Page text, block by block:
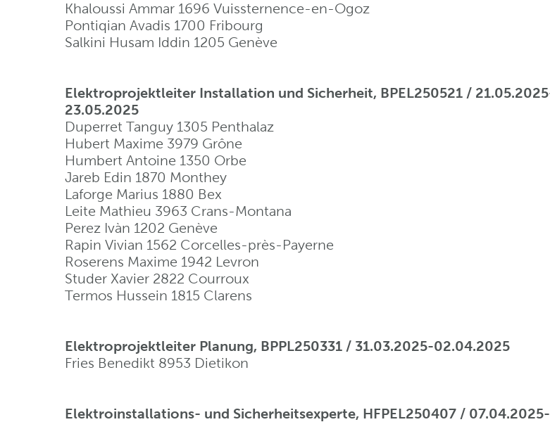
Khaloussi Ammar 1696 Vuissternence-en-Ogoz
Pontiqian Avadis 1700 Fribourg
Salkini Husam Iddin 1205 Genève
Elektroprojektleiter Installation und Sicherheit, BPEL250521 /
23.05.2025
Duperret Tanguy 1305 Penthalaz
Hubert Maxime 3979 Grône
Humbert Antoine 1350 Orbe
Jareb Edin 1870 Monthey
Laforge Marius 1880 Bex
Leite Mathieu 3963 Crans-Montana
Perez Ivàn 1202 Genève
Rapin Vivian 1562 Corcelles-près-Payerne
Roserens Maxime 1942 Levron
Studer Xavier 2822 Courroux
Termos Hussein 1815 Clarens
Elektroprojektleiter Planung, BPPL250331 / 31.03.2025-02.04.2025
Fries Benedikt 8953 Dietikon
Elektroinstallations- und Sicherheitsexperte, HFPEL250407 / 07.04.2025-